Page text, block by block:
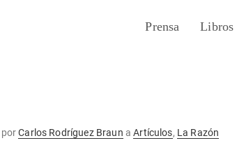
Prensa Libros
porCarlos Rodríguez Braun aArtículos, La Razón